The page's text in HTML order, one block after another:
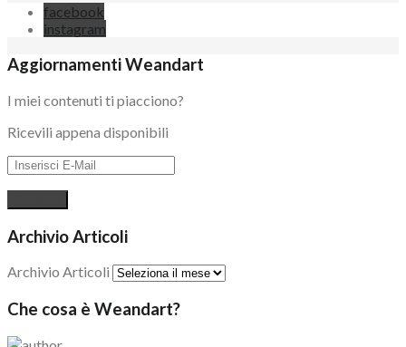
facebook
instagram
Aggiornamenti Weandart
I miei contenuti ti piacciono?
Ricevili appena disponibili
Archivio Articoli
Archivio Articoli
Che cosa è Weandart?